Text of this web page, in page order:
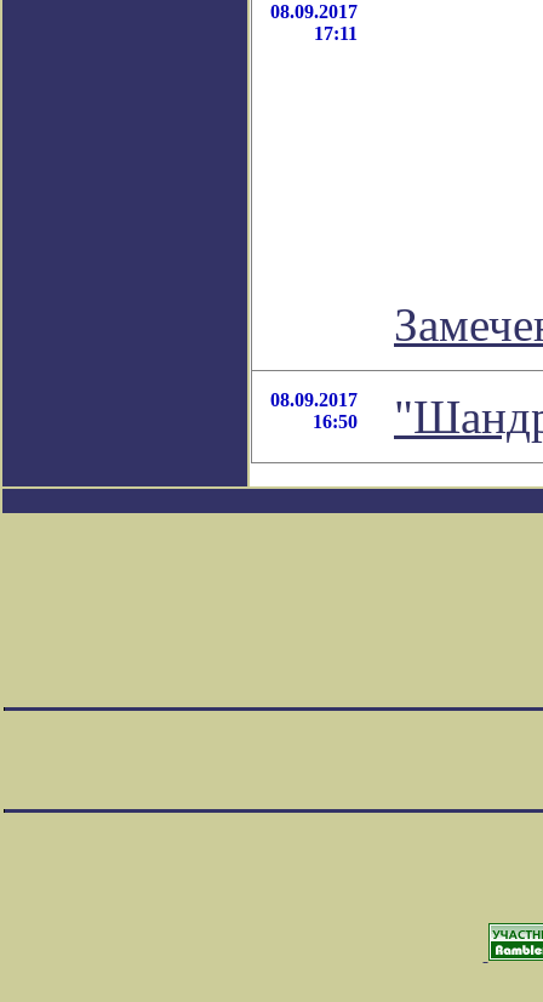
08.09.2017
17:11
08.09.2017
16:50